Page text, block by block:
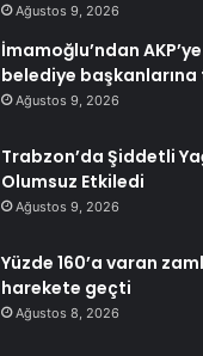
Ağustos 9, 2026
İmamoğlu’ndan
belediye başkanlarına
Ağustos 9, 2026
Trabzon’da Şiddetli
Olumsuz Etkiledi
Ağustos 9, 2026
Yüzde 160’a varan
harekete geçti
Ağustos 8, 2026